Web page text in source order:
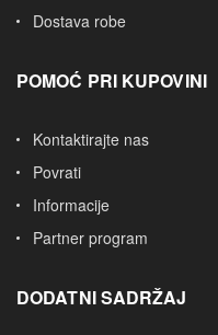
Dostava robe
POMOĆ PRI KUPOVINI
Kontaktirajte nas
Povrati
Informacije
Partner program
DODATNI SADRŽAJ